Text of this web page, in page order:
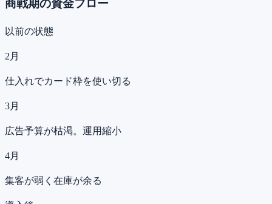
商戦期の資金フロー
以前の状態
2月
仕入れでカード枠を使い切る
3月
広告予算が枯渇。運用縮小
4月
集客が弱く在庫が余る